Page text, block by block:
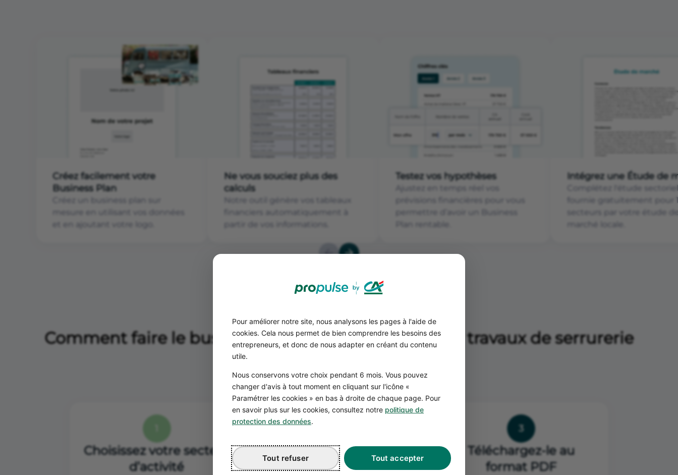
Pour améliorer notre site, nous analysons les pages à l'aide de
cookies. Cela nous permet de bien comprendre les besoins des
entrepreneurs, et donc de nous adapter en créant du contenu
utile.
Nous conservons votre choix pendant 6 mois. Vous pouvez
changer d'avis à tout moment en cliquant sur l'icône «
Paramétrer les cookies » en bas à droite de chaque page. Pour
en savoir plus sur les cookies, consultez notre politique de
protection des données.
Tout accepter
Tout refuser
Créez facilement votre
Business Plan
Ne vous souciez plus des
calculs
Notre outil génère vos tableaux
partir de vos informations.
Testez vos hypothèses
permettre d’avoir un Business
Plan rentable.
Intégrez une Étude de
Complétez l'étude
fournie gratuitement pour
secteurs par votre étude
marché locale.
Comment faire le business plan d'une entreprise de travaux de serrurerie
EN QUELQUES CLICS
Choisissez votre secteur
d’activité
Complétez votre
business plan
3
Téléchargez-le au
format PDF